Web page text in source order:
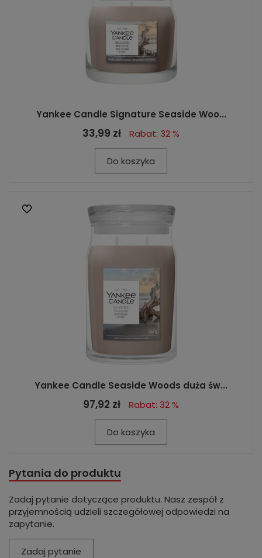
Yankee Candle Signature Seaside Woo...
33,99 zł Rabat: 32 %
Do koszyka
Yankee Candle Seaside Woods duża św...
97,92 zł Rabat: 32 %
Do koszyka
Pytania do produktu
Zadaj pytanie dotyczące produktu. Nasz zespół z
przyjemnością udzieli szczegółowej odpowiedzi na
zapytanie.
Zadaj pytanie